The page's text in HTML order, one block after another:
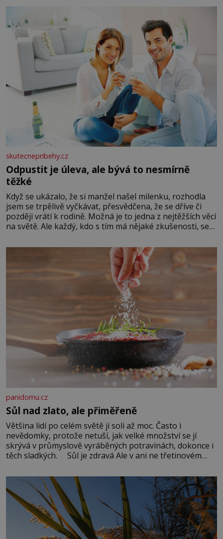
okurky ✿ 2 rajčata Zálivka: ✿ 4 lžíce olivového oleje ✿ 1
lžíci citronové šťávy ✿ ½ stroužku
skutecnepribehy.cz
Odpustit je úleva, ale bývá to nesmírně
těžké
Když se ukázalo, že si manžel našel milenku, rozhodla
jsem se trpělivě vyčkávat, přesvědčena, že se dříve či
později vrátí k rodině. Možná je to jedna z nejtěžších věcí
na světě. Ale každý, kdo s tím má nějaké zkušenosti, se
Když se ke mně doneslo, že si manžel pořídil milenku,
panidomu.cz
Sůl nad zlato, ale přiměřeně
Většina lidí po celém světě jí soli až moc. Často i
nevědomky, protože netuší, jak velké množství se jí
skrývá v průmyslově vyráběných potravinách, dokonce i
těch sladkých. Sůl je zdravá Ale v ani ne třetinovém
základní složky– sodík a chlór – jsou zásadní pro
správné hospodaření